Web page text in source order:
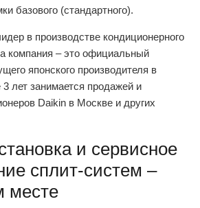
базового (стандартного).
в производстве кондиционерного
компания – это официальный
японского производителя в
лет занимается продажей и
Daikin в Москве и других
и сервисное
сплит-систем –
месте